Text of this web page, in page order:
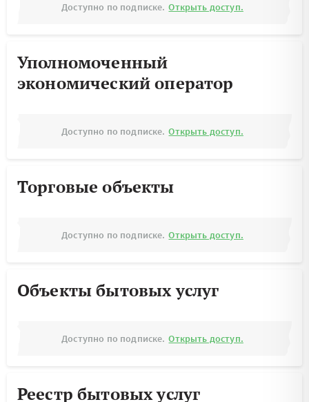
Доступно по подписке. Открыть доступ.
Уполномоченный
экономический оператор
Доступно по подписке. Открыть доступ.
Торговые объекты
Доступно по подписке. Открыть доступ.
Объекты бытовых услуг
Доступно по подписке. Открыть доступ.
Реестр бытовых услуг